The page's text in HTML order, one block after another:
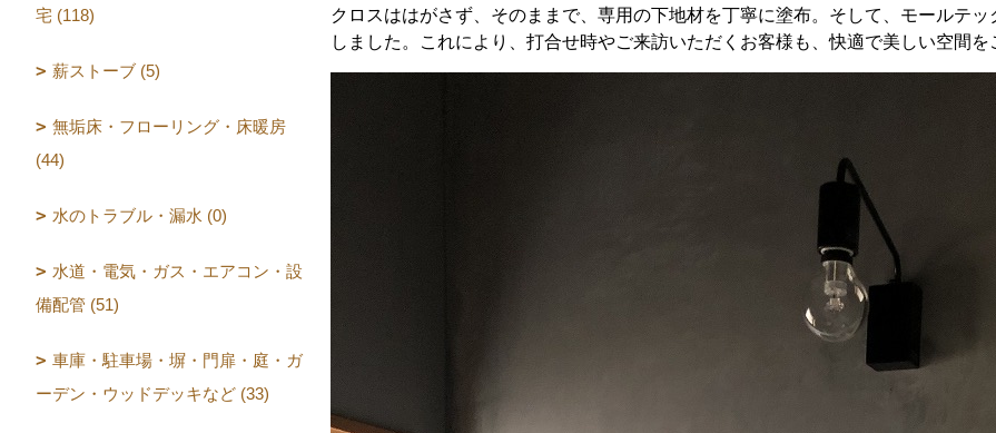
クロスははがさず、そのままで、専用の下地材を丁寧に塗布。そして、モールテ
しました。これにより、打合せ時やご来訪いただくお客様も、快適で美しい空間を
宅 (118)
薪ストーブ (5)
無垢床・フローリング・床暖房
(44)
水のトラブル・漏水 (0)
水道・電気・ガス・エアコン・設
備配管 (51)
車庫・駐車場・塀・門扉・庭・ガ
ーデン・ウッドデッキなど (33)